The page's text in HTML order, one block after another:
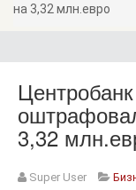
на 3,32 млн.евро
3,32
Super User